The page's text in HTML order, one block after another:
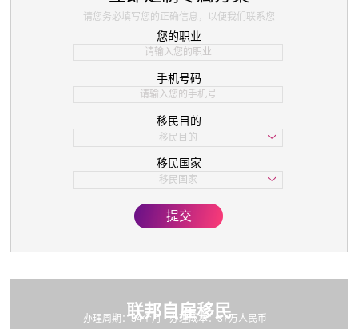
请您务必填写您的正确信息，以便我们联系您
您的职业
手机号码
移民目的
移民目的
子女教育
移民国家
移民国家
欧洲
亚洲
提交
联邦自雇移民
办理周期：34个月
办理成本：37万人民币